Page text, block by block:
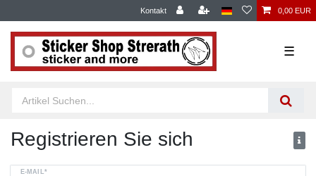
Kontakt 0,00 EUR
☰
Registrieren Sie sich
E-MAIL*